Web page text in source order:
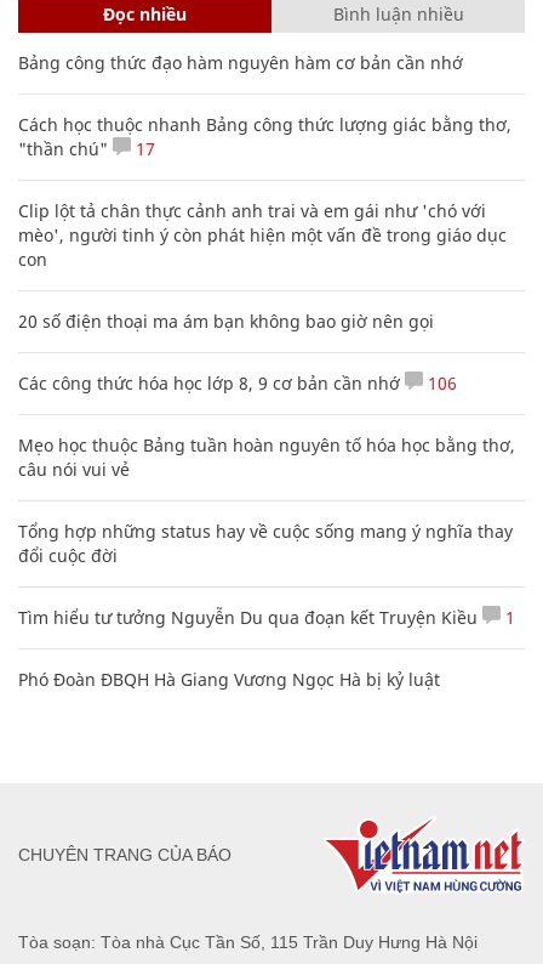
Đọc nhiều Bình luận nhiều
Bảng công thức đạo hàm nguyên hàm cơ bản cần nhớ
Cách học thuộc nhanh Bảng công thức lượng giác bằng thơ,
"thần chú"
17
Clip lột tả chân thực cảnh anh trai và em gái như 'chó với
mèo', người tinh ý còn phát hiện một vấn đề trong giáo dục
con
20 số điện thoại ma ám bạn không bao giờ nên gọi
Các công thức hóa học lớp 8, 9 cơ bản cần nhớ 106
Mẹo học thuộc Bảng tuần hoàn nguyên tố hóa học bằng thơ,
câu nói vui vẻ
Tổng hợp những status hay về cuộc sống mang ý nghĩa thay
đổi cuộc đời
Tìm hiểu tư tưởng Nguyễn Du qua đoạn kết Truyện Kiều 1
Phó Đoàn ĐBQH Hà Giang Vương Ngọc Hà bị kỷ luật
Tòa soạn: Tòa nhà Cục Tần Số, 115 Trần Duy Hưng Hà Nội
CHUYÊN TRANG CỦA BÁO